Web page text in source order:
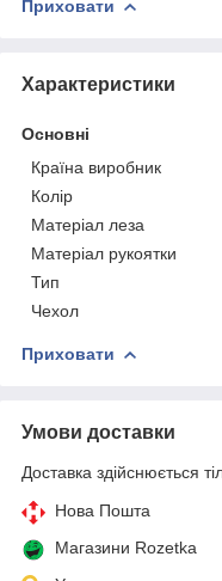
Приховати
Характеристики
Основні
Країна виробник
Колір
Матеріал леза
Матеріал рукоятки
Тип
Чехол
Приховати
Умови доставки
Доставка здійснюється
Нова Пошта
Магазини Rozetka